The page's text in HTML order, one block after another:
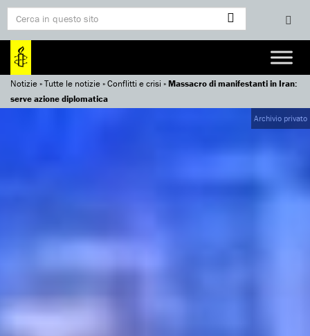
Notizie»Tutte le notizie»Conflitti e crisi »Massacro di manifestanti in Iran:
serve azione diplomatica
Archivio privato